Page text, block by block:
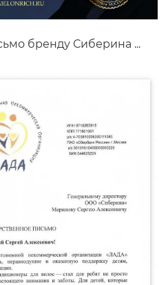
бренду Сиберина ...